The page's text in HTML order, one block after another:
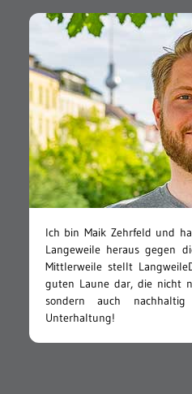
Ich bin Maik Zehrfeld und
Langeweile heraus gegen
Mittlerweile stellt
guten Laune dar, die nicht
sondern auch
Unterhaltung!